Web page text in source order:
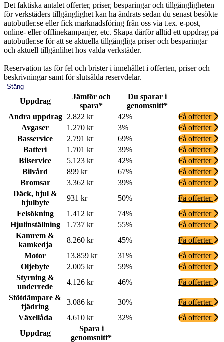
Det faktiska antalet offerter, priser, besparingar och tillgängligheten
för verkstäders tillgänglighet kan ha ändrats sedan du senast besökte
autobutler.se eller fick marknadsföring från oss via t.ex. e-post,
online- eller offlinekampanjer, etc. Skapa därför alltid ett uppdrag på
autobutler.se för att se aktuella tillgängliga priser och besparingar
och aktuell tillgänlihet hos valda verkstäder.
Reservation tas för fel och brister i innehållet i offerten, priser och
beskrivningar samt för slutsålda reservdelar.
Stäng
Uppdrag
Jämför och
spara*
Du sparar i
genomsnitt*
Andra uppdrag
2.822 kr 42%
Få offerter
Avgaser
1.270 kr 3%
Få offerter
Basservice
2.791 kr 69%
Få offerter
Batteri
1.701 kr 39%
Få offerter
Bilservice
5.123 kr 42%
Få offerter
Bilvård
899 kr 67%
Få offerter
Bromsar
3.362 kr 39%
Få offerter
Däck, hjul &
hjulbyte
931 kr 50%
Få offerter
Felsökning
1.412 kr 74%
Få offerter
Hjulinställning
1.737 kr 55%
Få offerter
Kamrem &
kamkedja
8.260 kr 45%
Få offerter
Motor
13.859 kr 31%
Få offerter
Oljebyte
2.005 kr 59%
Få offerter
Styrning &
underrede
4.126 kr 46%
Få offerter
Stötdämpare &
fjädring
3.086 kr 30%
Få offerter
Växellåda
4.610 kr 32%
Få offerter
Uppdrag
Spara i
genomsnitt*